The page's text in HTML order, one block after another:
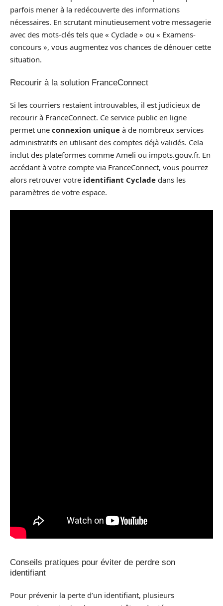
parfois mener à la redécouverte des informations
nécessaires. En scrutant minutieusement votre messagerie
avec des mots-clés tels que « Cyclade » ou « Examens-
concours », vous augmentez vos chances de dénouer cette
situation.
Recourir à la solution FranceConnect
Si les courriers restaient introuvables, il est judicieux de
recourir à FranceConnect. Ce service public en ligne
permet une connexion unique à de nombreux services
administratifs en utilisant des comptes déjà validés. Cela
inclut des plateformes comme Ameli ou impots.gouv.fr. En
accédant à votre compte via FranceConnect, vous pourrez
alors retrouver votre identifiant Cyclade dans les
paramètres de votre espace.
Conseils pratiques pour éviter de perdre son
identifiant
Pour prévenir la perte d’un identifiant, plusieurs